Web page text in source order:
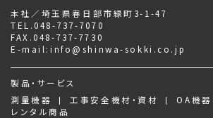
本社／埼玉県春日部市緑町3-1-47
TEL. 048-737-7070
FAX.048-737-7730
E-mail: info@shinwa-sokki.co.jp
製品・サービス
測量機器
工事安全機材・資材 OA機器
レンタル商品